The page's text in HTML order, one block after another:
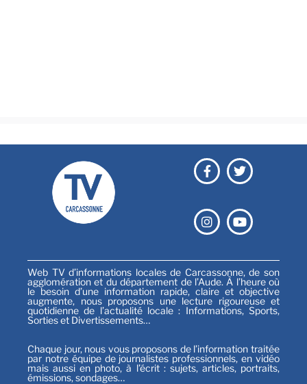
Web TV d’informations locales de Carcassonne, de son
agglomération et du département de l’Aude. À l’heure où
le besoin d’une information rapide, claire et objective
augmente, nous proposons une lecture rigoureuse et
quotidienne de l’actualité locale : Informations, Sports,
Sorties et Divertissements…
Chaque jour, nous vous proposons de l’information traitée
par notre équipe de journalistes professionnels, en vidéo
mais aussi en photo, à l’écrit : sujets, articles, portraits,
émissions, sondages…